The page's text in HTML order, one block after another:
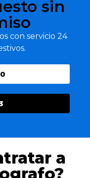
sin
con servicio 24
a